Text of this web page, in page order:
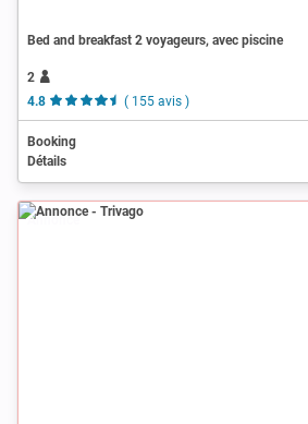
Bed and breakfast 2 voyageurs, avec piscine
2
4.8
( 155 avis )
Booking
Détails
Annonce